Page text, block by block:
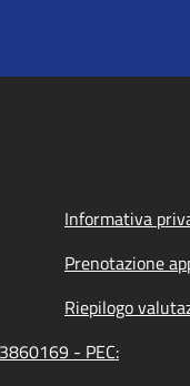
Informativa
Prenotazione
Riepilogo
- PEC: